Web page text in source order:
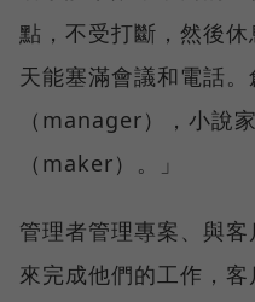
點，不受打斷，然後
天能塞滿會議和電話
（manager），小說
（maker）。」
管理者管理專案、與
來完成他們的工作，